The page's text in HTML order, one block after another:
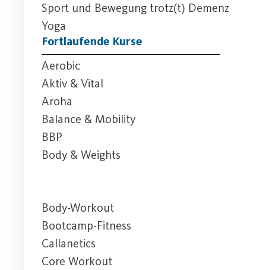
Sport und Bewegung trotz(t) Demenz
Yoga
Fortlaufende Kurse
Aerobic
Aktiv & Vital
Aroha
Balance & Mobility
BBP
Body & Weights
Body-Workout
Bootcamp-Fitness
Callanetics
Core Workout